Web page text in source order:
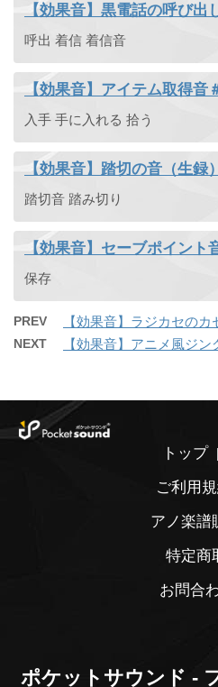
【効果音】黒電話の呼び出
呼出 着信 着信音
【効果音】アイテム取得音
入手 手に入れる 拾う
【効果音】踏切の音（生録）
踏切音 踏み切り
【効果音】セーブポイント
保存
PREV 【効果音】ラジカセの
NEXT 【効果音】アニメ風ジン
トップ
ご利用
アノ楽譜
特定商
お問合
ポケットサウンド -